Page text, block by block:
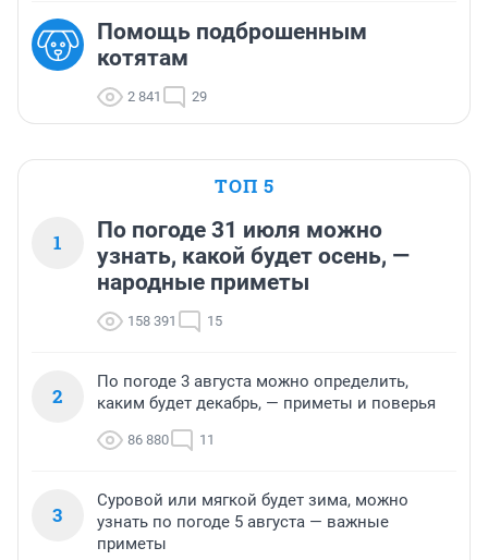
Помощь подброшенным
котятам
2 841 29
ТОП 5
1
По погоде 31 июля можно
узнать, какой будет осень, —
народные приметы
158 391 15
2
По погоде 3 августа можно определить,
каким будет декабрь, — приметы и поверья
86 880 11
3
Суровой или мягкой будет зима, можно
узнать по погоде 5 августа — важные
приметы